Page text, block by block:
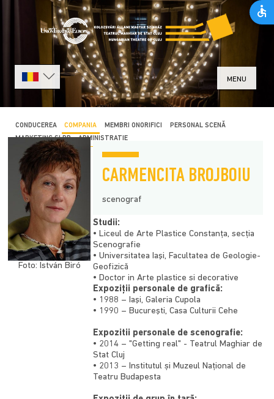
MENU
CONDUCEREA COMPANIA MEMBRI ONORIFICI
PERSONAL SCENĂ
MARKETING ȘI PR
ADMINISTRAȚIE
Foto: István Biró
CARMENCITA BROJBOIU
scenograf
Studii:
• Liceul de Arte PlasticeConstanţa, secţia
Scenografie
• Universitatea Iaşi, Facultatea de Geologie-
Geofizică
• Doctor in Arte plastice si decorative
Expoziţii personale de grafică:
• 1988 –Iaşi, Galeria Cupola
• 1990 – Bucureşti, Casa Culturii Cehe
Expozitii personale de scenografie:
• 2014 – "Getting real" - Teatrul Maghiar de
Stat Cluj
• 2013 – Institutul și Muzeul Național de
Teatru Budapesta